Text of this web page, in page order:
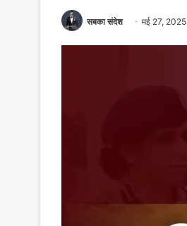
सबका संदेश मई 27, 2025